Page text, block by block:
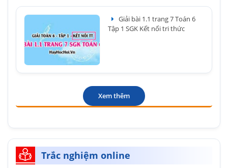
Giải bài 1.1 trang 7 Toán 6
Tập 1 SGK Kết nối tri thức
Xem thêm
Trắc nghiệm online